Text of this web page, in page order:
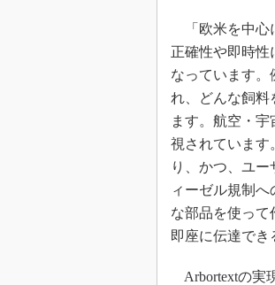
「欧米を中心
正確性や即時性
なっています。
れ、どんな飼料
ます。航空・
視されています
り、かつ、ユ
ィーゼル規制
な部品を使って
即座に伝達でき
Arbortextの実